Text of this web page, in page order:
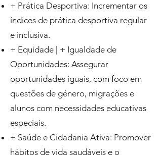
+ Prática Desportiva: Incrementar os
índices de prática desportiva regular
e inclusiva.
+ Equidade | + Igualdade de
Oportunidades: Assegurar
oportunidades iguais, com foco em
questões de género, migrações e
alunos com necessidades educativas
especiais.
+ Saúde e Cidadania Ativa: Promover
hábitos de vida saudáveis e o